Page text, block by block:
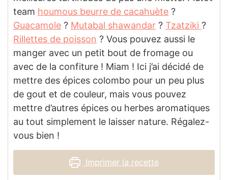
team houmous beurre de cacahuète ?
Guacamole ? Mutabal shawandar ? Tzatziki ?
Rillettes de poisson ? Vous pouvez aussi le
manger avec un petit bout de fromage ou
avec de la confiture ! Miam ! Ici j’ai décidé de
mettre des épices colombo pour un peu plus
de gout et de couleur, mais vous pouvez
mettre d’autres épices ou herbes aromatiques
au tout simplement le laisser nature. Régalez-
vous bien !
Imprimer la recette